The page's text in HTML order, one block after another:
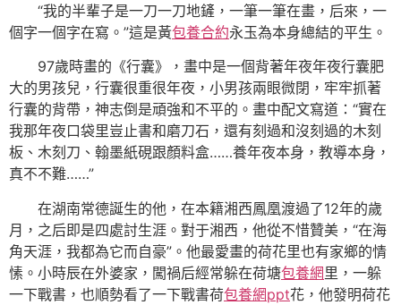
“我的半輩子是一刀一刀地鏟，一筆一筆在畫，后來，一
個字一個字在寫。”這是黃包養合約永玉為本身總結的平生。
97歲時畫的《行囊》，畫中是一個背著年夜年夜行囊肥
大的男孩兒，行囊很重很年夜，小男孩兩眼微閉，牢牢抓著
行囊的背帶，神志倒是頑強和不平的。畫中配文寫道：“實在
我那年夜口袋里豈止書和磨刀石，還有刻過和沒刻過的木刻
板、木刻刀、翰墨紙硯跟顏料盒……養年夜本身，教導本身，
真不不難……”
在湖南常德誕生的他，在本籍湘西鳳凰渡過了12年的歲
月，之后即是四處討生涯。對于湘西，他從不惜贊美，“在海
角天涯，我都為它而自豪”。他最愛畫的荷花里也有家鄉的情
愫。小時辰在外婆家，闖禍后經常躲在荷塘包養網里，一躲
一下戰書，也順勢看了一下戰書荷包養網ppt花，他發明荷花